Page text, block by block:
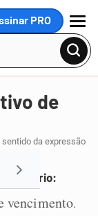
PRO
MENU
de
sentido da expressão
do salário:
vencimento.